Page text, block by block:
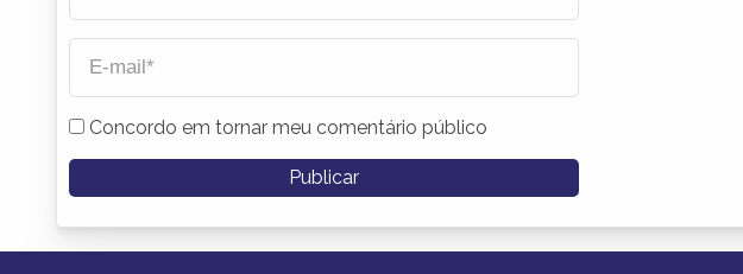
Concordo em tornar meu comentário público